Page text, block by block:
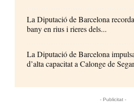
La Diputació de Barcelona
bany en rius i rieres dels...
La Diputació de Barcelona
d’alta capacitat a Calonge de
- Publicitat -